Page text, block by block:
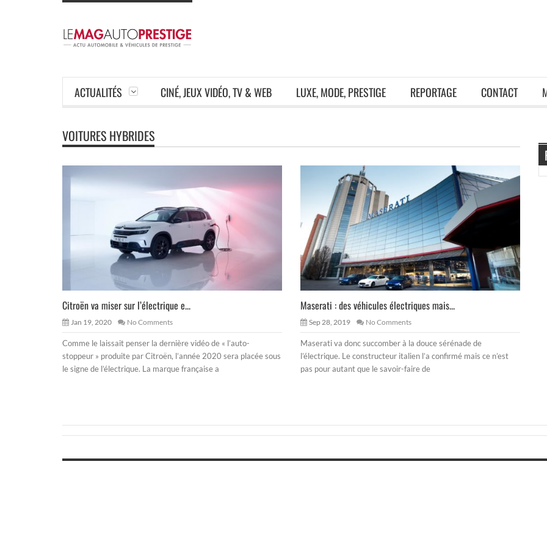
ACTUALITÉS CINÉ, JEUX VIDÉO, TV & WEB LUXE, MODE, PRESTIGE REPORTAGE CONTACT
VOITURES HYBRIDES
Citroën va miser sur l’électrique e...
Jan 19, 2020 No Comments
Comme le laissait penser la dernière vidéo de « l’auto-
stoppeur » produite par Citroën, l’année 2020 sera placée sous
le signe de l’électrique. La marque française a
Maserati : des véhicules électriques mais...
Sep 28, 2019 No Comments
Maserati va donc succomber à la douce sérénade de
l’électrique. Le constructeur italien l’a confirmé mais ce n’est
pas pour autant que le savoir-faire de